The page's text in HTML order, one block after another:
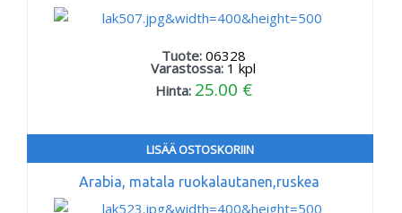
Tuote: 06328
Varastossa: 1 kpl
Hinta: 25.00 €
LISÄÄ OSTOSKORIIN
Arabia, matala ruokalautanen,ruskea